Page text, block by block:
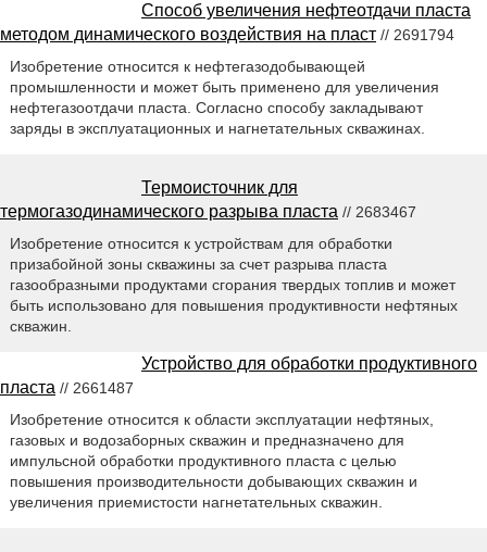
Способ увеличения нефтеотдачи пласта
методом динамического воздействия на пласт // 2691794
Изобретение относится к нефтегазодобывающей
промышленности и может быть применено для увеличения
нефтегазоотдачи пласта. Согласно способу закладывают
заряды в эксплуатационных и нагнетательных скважинах.
Термоисточник для
термогазодинамического разрыва пласта // 2683467
Изобретение относится к устройствам для обработки
призабойной зоны скважины за счет разрыва пласта
газообразными продуктами сгорания твердых топлив и может
быть использовано для повышения продуктивности нефтяных
скважин.
Устройство для обработки продуктивного
пласта // 2661487
Изобретение относится к области эксплуатации нефтяных,
газовых и водозаборных скважин и предназначено для
импульсной обработки продуктивного пласта с целью
повышения производительности добывающих скважин и
увеличения приемистости нагнетательных скважин.